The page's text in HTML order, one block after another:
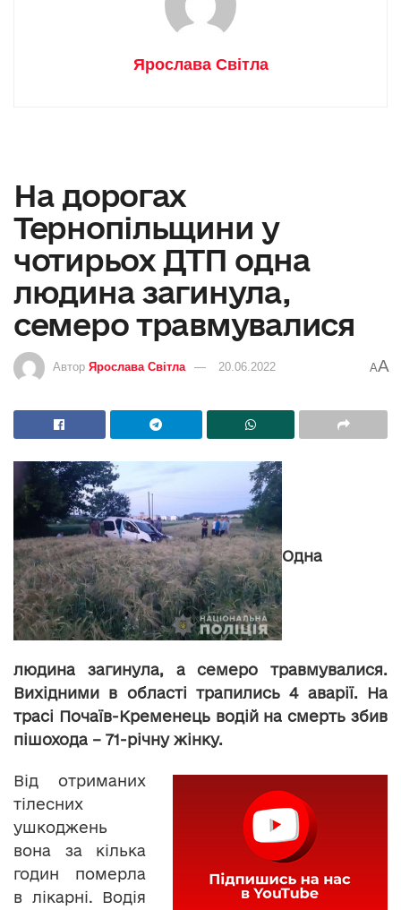
Ярослава Світла
На дорогах
Тернопільщини у
чотирьох ДТП одна
людина загинула,
семеро травмувалися
Автор Ярослава Світла 20.06.2022 AA
Одна
людина загинула, а семеро травмувалися.
Вихідними в області трапились 4 аварії. На
трасі Почаїв-Кременець водій на смерть збив
пішохода – 71-річну жінку.
Від отриманих
тілесних
ушкоджень
вона за кілька
годин померла
в лікарні. Водія